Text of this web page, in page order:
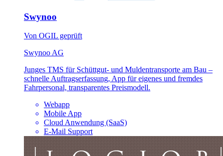
Swynoo
Von OGIL geprüft
Swynoo AG
Junges TMS für Schüttgut- und Muldentransporte am Bau –
schnelle Auftragserfassung, App für eigenes und fremdes
Fahrpersonal, transparentes Preismodell.
Webapp
Mobile App
Cloud Anwendung (SaaS)
E-Mail Support